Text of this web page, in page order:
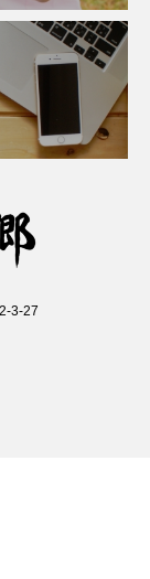
3-27